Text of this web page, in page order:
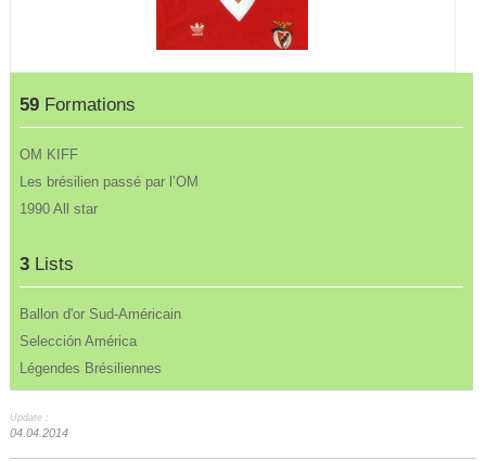
59 Formations
OM KIFF
Les brésilien passé par l’OM
1990 All star
3 Lists
Ballon d'or Sud-Américain
Selección América
Légendes Brésiliennes
Update :
04.04.2014